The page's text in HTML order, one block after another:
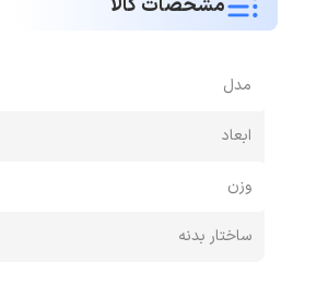
مشخصات کالا
مدل
ابعاد
وزن
ساختار بدنه